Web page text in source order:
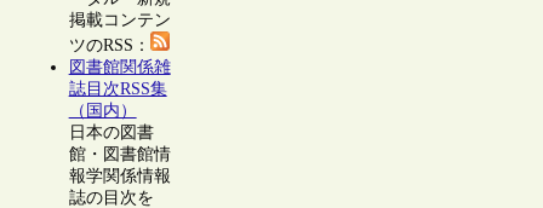
掲載コンテン
ツのRSS：
図書館関係雑
誌目次RSS集
（国内）
日本の図書
館・図書館情
報学関係情報
誌の目次を